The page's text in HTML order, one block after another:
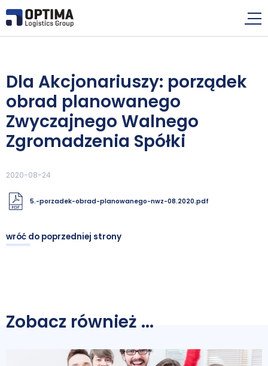
Dla Akcjonariuszy: porządek
obrad planowanego
Zwyczajnego Walnego
Zgromadzenia Spółki
2020-08-24
5.-porzadek-obrad-planowanego-nwz-08.2020.pdf
wróć do poprzedniej strony
Zobacz również ...